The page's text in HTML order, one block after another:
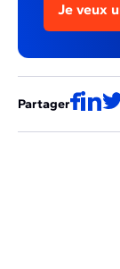
Je veux
Partager